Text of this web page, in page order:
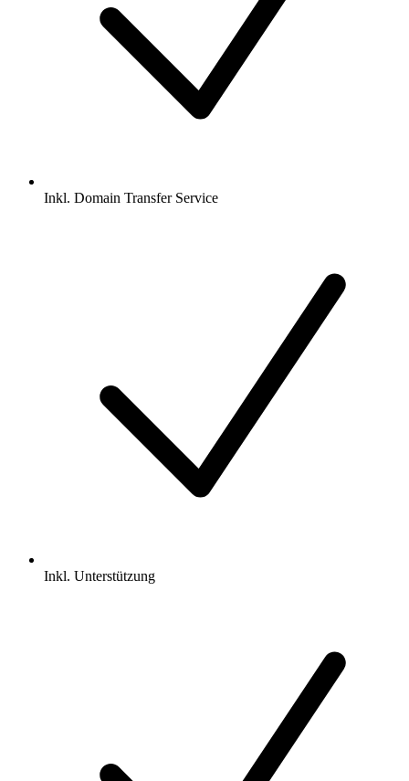
Inkl. Domain Transfer Service
Inkl. Unterstützung